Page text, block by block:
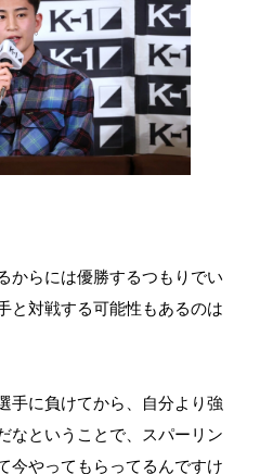
らには優勝するつもりでい
と対戦する可能性もあるのは
手に負けてから、自分より強
なということで、スパーリン
今やってもらってるんですけ